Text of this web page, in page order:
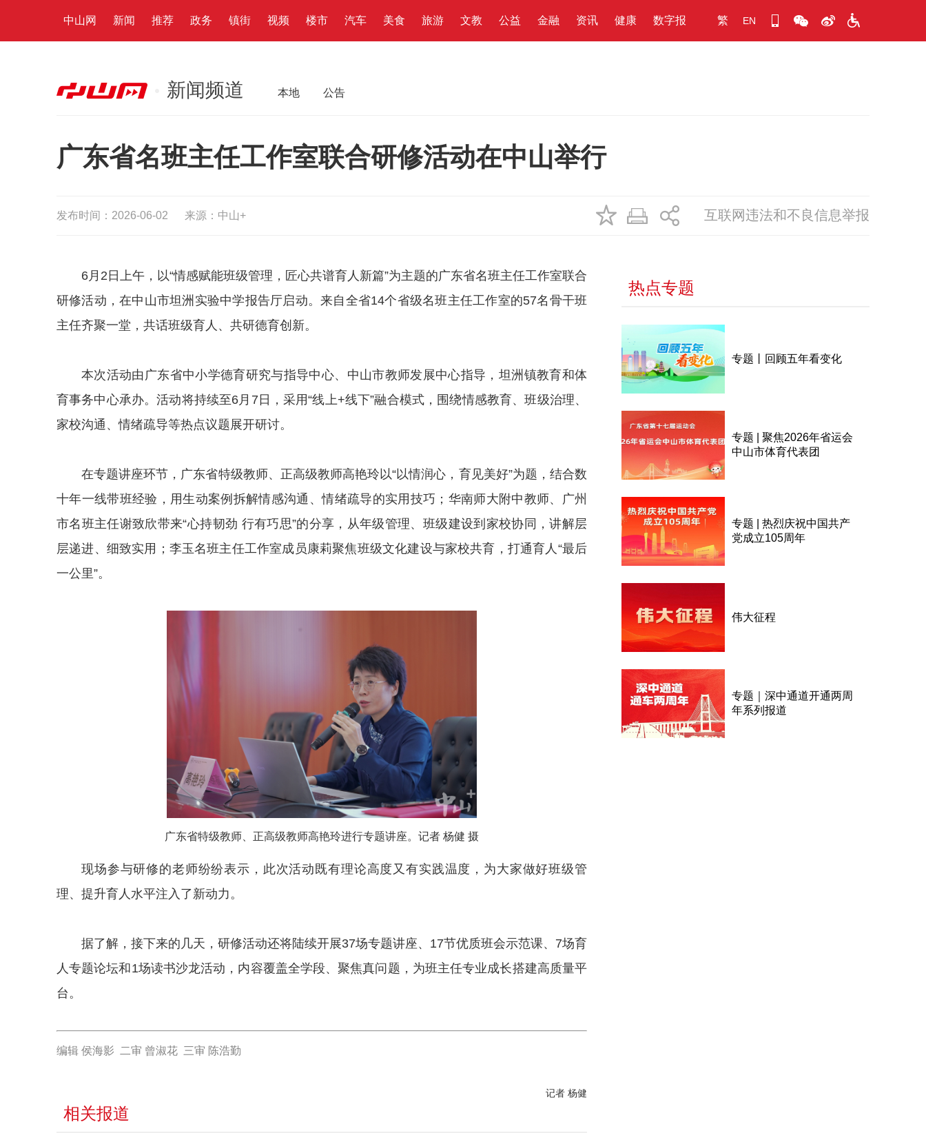
中山网 新闻 推荐 政务 镇街 视频 楼市 汽车 美食 旅游 文教 公益 金融 资讯 健康 数字报 繁 EN
新闻频道 本地 公告
广东省名班主任工作室联合研修活动在中山举行
发布时间：2026-06-02 来源：中山+ 互联网违法和不良信息举报
6月2日上午，以“情感赋能班级管理，匠心共谱育人新篇”为主题的广东省名班主任工作室联合
研修活动，在中山市坦洲实验中学报告厅启动。来自全省14个省级名班主任工作室的57名骨干班
主任齐聚一堂，共话班级育人、共研德育创新。
本次活动由广东省中小学德育研究与指导中心、中山市教师发展中心指导，坦洲镇教育和体
育事务中心承办。活动将持续至6月7日，采用“线上+线下”融合模式，围绕情感教育、班级治理、
家校沟通、情绪疏导等热点议题展开研讨。
在专题讲座环节，广东省特级教师、正高级教师高艳玲以“以情润心，育见美好”为题 ，结合数
十年一线带班经验，用生动案例拆解情感沟通、情绪疏导的实用技巧；华南师大附中教师、广州
市名班主任谢致欣带来“心持韧劲 行有巧思”的分享，从年级管理、班级建设到家校协同，讲解层
层递进、细致实用；李玉名班主任工作室成员康莉聚焦班级文化建设与家校共育，打通育人“最后
一公里”。
广东省特级教师、正高级教师高艳玲进行专题讲座。记者 杨健 摄
现场参与研修的老师纷纷表示，此次活动既有理论高度又有实践温度，为大家做好班级管
理、提升育人水平注入了新动力。
据了解，接下来的几天，研修活动还将陆续开展37场专题讲座、17节优质班会示范课、7场育
人专题论坛和1场读书沙龙活动，内容覆盖全学段、聚焦真问题，为班主任专业成长搭建高质量平
台。
编辑 侯海影 二审 曾淑花 三审 陈浩勤
记者 杨健
相关报道
热点专题
专题丨回顾五年看变化
专题 | 聚焦2026年省运会
中山市体育代表团
专题 | 热烈庆祝中国共产
党成立105周年
伟大征程
专题｜深中通道开通两周
年系列报道